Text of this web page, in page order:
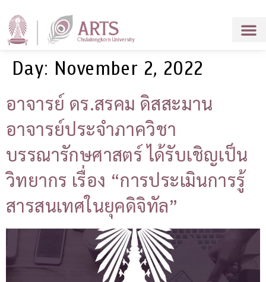
Day: November 2, 2022
อาจารย์ ดร.สรคม ดิสสะมาน
อาจารย์ประจำภาควิชา
บรรณารักษศาสตร์ ได้รับเชิญเป็น
วิทยากร เรื่อง “การประเมินการรู้
สารสนเทศในยุคดิจิทัล”